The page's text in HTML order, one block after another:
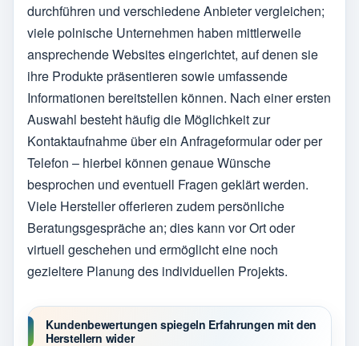
durchführen und verschiedene Anbieter vergleichen;
viele polnische Unternehmen haben mittlerweile
ansprechende Websites eingerichtet, auf denen sie
ihre Produkte präsentieren sowie umfassende
Informationen bereitstellen können. Nach einer ersten
Auswahl besteht häufig die Möglichkeit zur
Kontaktaufnahme über ein Anfrageformular oder per
Telefon – hierbei können genaue Wünsche
besprochen und eventuell Fragen geklärt werden.
Viele Hersteller offerieren zudem persönliche
Beratungsgespräche an; dies kann vor Ort oder
virtuell geschehen und ermöglicht eine noch
gezieltere Planung des individuellen Projekts.
Kundenbewertungen spiegeln Erfahrungen mit den
Herstellern wider